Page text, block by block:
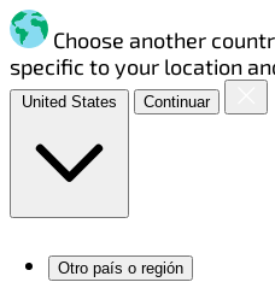
Choose another
specific to your location
United States
Otro país o región
Continuar